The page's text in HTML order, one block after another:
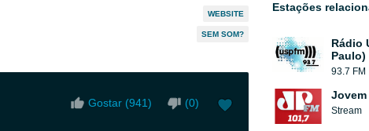
WEBSITE
SEM SOM?
Gostar (941) (0)
Estações
Rádio
Paulo)
93.7 FM
Stream